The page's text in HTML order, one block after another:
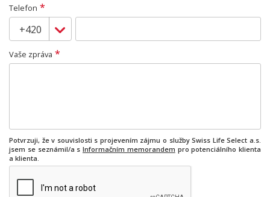
Telefon *
Vaše zpráva *
Potvrzuji, že v souvislosti s projevením zájmu o služby Swiss Life Select a.s.
jsem se seznámil/a s Informačním memorandem pro potenciálního klienta
a klienta.